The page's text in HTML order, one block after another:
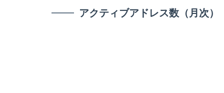
アクティブアドレス数（月次）